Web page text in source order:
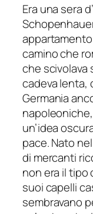
Era una sera
camino che
che scivolava
cadeva lenta,
Germania
un’idea
pace. Nato
di mercanti
non era il tipo
suoi capelli
sembravano